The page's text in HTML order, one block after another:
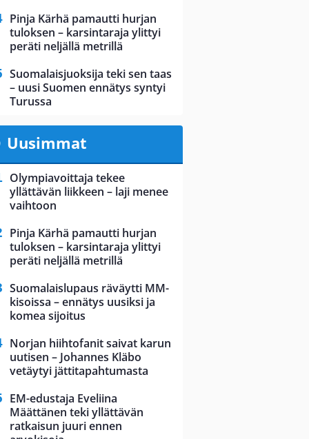
Pinja Kärhä pamautti hurjan
tuloksen – karsintaraja ylittyi
peräti neljällä metrillä
Suomalaisjuoksija teki sen taas
– uusi Suomen ennätys syntyi
Turussa
Uusimmat
Olympiavoittaja tekee
yllättävän liikkeen – laji menee
vaihtoon
Pinja Kärhä pamautti hurjan
tuloksen – karsintaraja ylittyi
peräti neljällä metrillä
Suomalaislupaus räväytti MM-
kisoissa – ennätys uusiksi ja
komea sijoitus
Norjan hiihtofanit saivat karun
uutisen – Johannes Kläbo
vetäytyi jättitapahtumasta
EM-edustaja Eveliina
Määttänen teki yllättävän
ratkaisun juuri ennen